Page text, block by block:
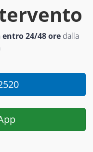
entro 24/48 ore dalla